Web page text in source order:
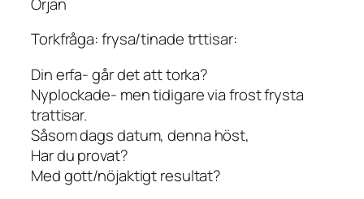
Torkfråga: frysa/tinade trttisar:
Din erfa- går det att torka?
Nyplockade- men tidigare via frost frysta
trattisar.
Såsom dags datum, denna höst,
Har du provat?
Med gott/nöjaktigt resultat?